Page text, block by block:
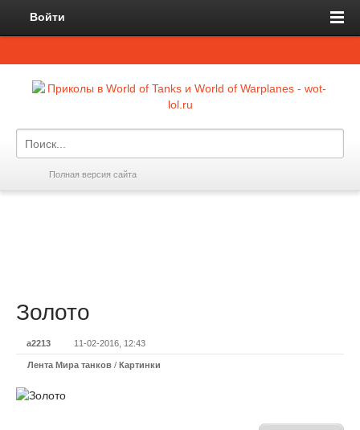
Войти
Полная версия сайта
Золото
a2213 11-02-2016, 12:43
Лента Мира танков / Картинки